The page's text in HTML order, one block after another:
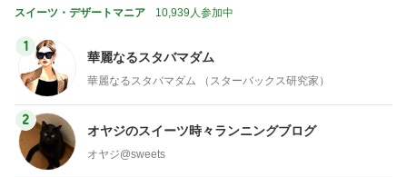
スイーツ・デザートマニア 10,939人参加中
1
華麗なるスタバマダム
華麗なるスタバマダム （スターバックス研究家）
2
オヤジのスイーツ時々ランニングブログ
オヤジ@sweets